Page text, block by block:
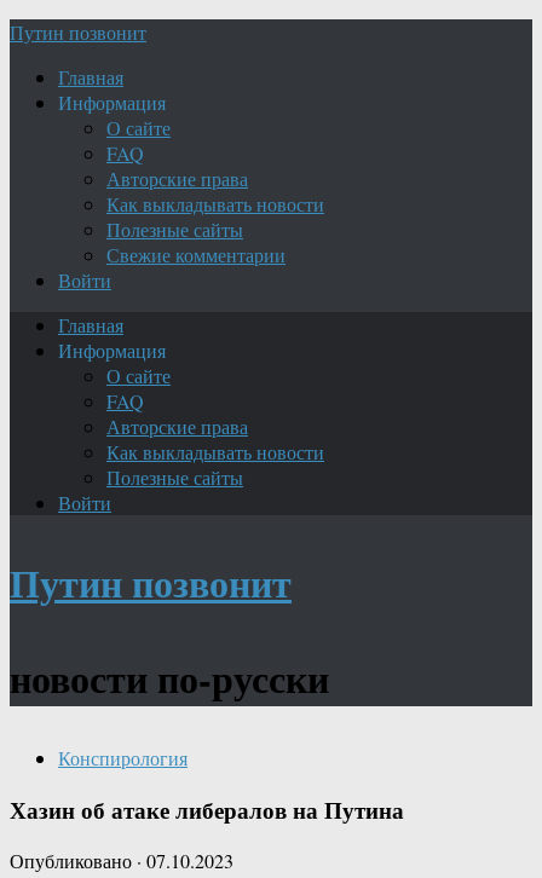
Путин позвонит
Главная
Информация
О сайте
FAQ
Авторские права
Как выкладывать новости
Полезные сайты
Свежие комментарии
Войти
Главная
Информация
О сайте
FAQ
Авторские права
Как выкладывать новости
Полезные сайты
Войти
Путин позвонит
новости по-русски
Конспирология
Хазин об атаке либералов на Путина
Опубликовано · 07.10.2023